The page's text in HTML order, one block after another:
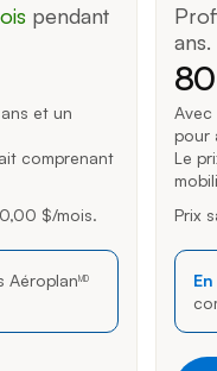
15 dollars par mois
pendant
et un
comprenant
dollars per month
$/moisdollars par mois
.
AéroplanMD
ans.
80
Avec
pour
Le
Prix